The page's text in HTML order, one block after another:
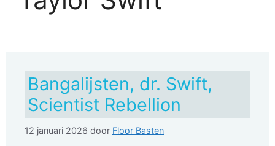
Bangalijsten, dr. Swift,
Scientist Rebellion
12 januari 2026 door Floor Basten